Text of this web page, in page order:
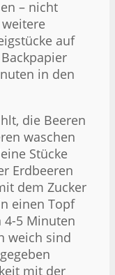
– nicht
auf
in den
die Beeren
waschen
Stücke
Erdbeeren
dem Zucker
einen Topf
4-5 Minuten
weich sind
mit der